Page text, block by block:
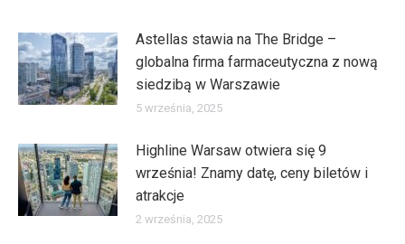
Astellas stawia na The Bridge –
globalna firma farmaceutyczna z nową
siedzibą w Warszawie
5 września, 2025
Highline Warsaw otwiera się 9
września! Znamy datę, ceny biletów i
atrakcje
2 września, 2025